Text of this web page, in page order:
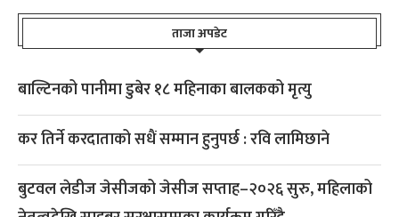
ताजा अपडेट
बाल्टिनको पानीमा डुबेर १८ महिनाका बालकको मृत्यु
कर तिर्ने करदाताको सधैं सम्मान हुनुपर्छ : रवि लामिछाने
बुटवल लेडीज जेसीजको जेसीज सप्ताह–२०२६ सुरु, महिलाको